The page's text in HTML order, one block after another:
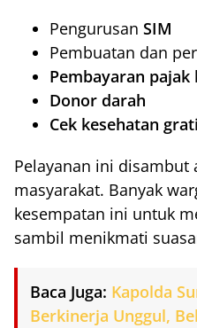
Pengurusan SIM
Pembuatan dan
Pembayaran
Donor darah
Cek kesehatan
Pelayanan ini disambut
masyarakat. Banyak
kesempatan ini untuk
sambil menikmati
Baca Juga: Kapolda
Berkinerja Unggul,